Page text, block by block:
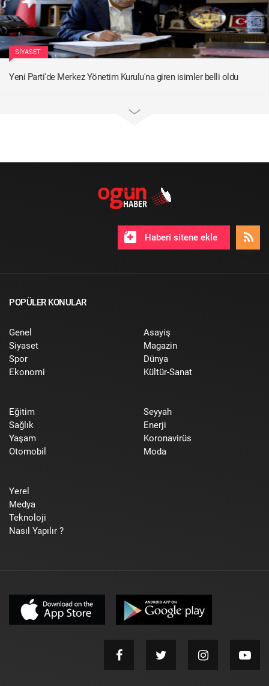
SIYASET
Yeni Parti'de Merkez Yönetim Kurulu'na giren isimler belli oldu
Haberi sitene ekle
POPÜLER KONULAR
Genel
Siyaset
Spor
Ekonomi
Asayiş
Magazin
Dünya
Kültür-Sanat
Eğitim
Sağlık
Yaşam
Otomobil
Seyyah
Enerji
Koronavirüs
Moda
Yerel
Medya
Teknoloji
Nasıl Yapılır ?